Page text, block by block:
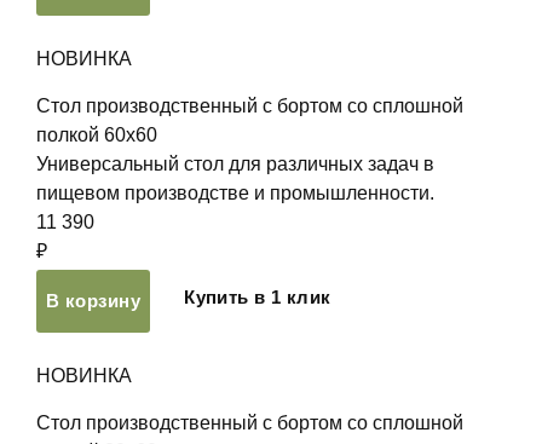
НОВИНКА
Стол производственный с бортом со сплошной
полкой 60х60
Универсальный стол для различных задач в
пищевом производстве и промышленности.
11 390
₽
В корзину Купить в 1 клик
НОВИНКА
Стол производственный с бортом со сплошной